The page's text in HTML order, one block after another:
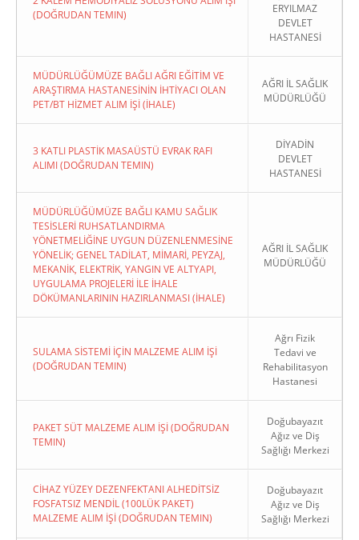
(DOĞRUDAN TEMIN)
ERYILMAZ
DEVLET
HASTANESİ
MÜDÜRLÜĞÜMÜZE BAĞLI AĞRI EĞİTİM VE
ARAŞTIRMA HASTANESİNİN İHTİYACI OLAN
PET/BT HİZMET ALIM İŞİ (İHALE)
AĞRI İL SAĞLIK
MÜDÜRLÜĞÜ
3 KATLI PLASTİK MASAÜSTÜ EVRAK RAFI
ALIMI (DOĞRUDAN TEMIN)
DİYADİN
DEVLET
HASTANESİ
MÜDÜRLÜĞÜMÜZE BAĞLI KAMU SAĞLIK
TESİSLERİ RUHSATLANDIRMA
YÖNETMELİĞİNE UYGUN DÜZENLENMESİNE
YÖNELİK; GENEL TADİLAT, MİMARİ, PEYZAJ,
MEKANİK, ELEKTRİK, YANGIN VE ALTYAPI,
UYGULAMA PROJELERİ İLE İHALE
DÖKÜMANLARININ HAZIRLANMASI (İHALE)
AĞRI İL SAĞLIK
MÜDÜRLÜĞÜ
SULAMA SİSTEMİ İÇİN MALZEME ALIM İŞİ
(DOĞRUDAN TEMIN)
Ağrı Fizik
Tedavi ve
Rehabilitasyon
Hastanesi
PAKET SÜT MALZEME ALIM İŞİ (DOĞRUDAN
TEMIN)
Doğubayazıt
Ağız ve Diş
Sağlığı Merkezi
CİHAZ YÜZEY DEZENFEKTANI ALHEDİTSİZ
FOSFATSIZ MENDİL (100LÜK PAKET)
MALZEME ALIM İŞİ (DOĞRUDAN TEMIN)
Doğubayazıt
Ağız ve Diş
Sağlığı Merkezi